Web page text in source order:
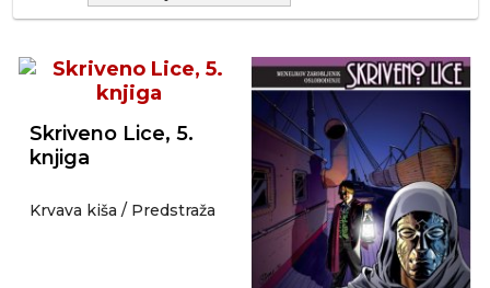
Skriveno Lice, 5.
knjiga
Krvava kiša / Predstraža